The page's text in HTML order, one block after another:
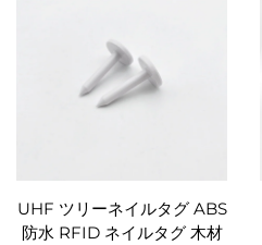
UHF ツリーネイルタグ ABS
防水 RFID ネイルタグ 木材